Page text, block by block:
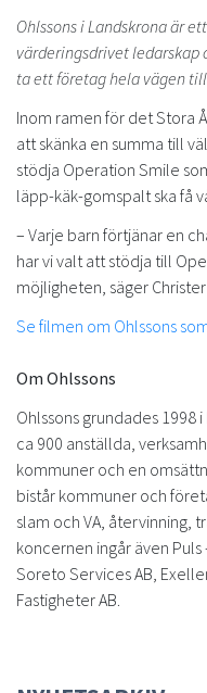
Ohlssons i Landskrona är
värderingsdrivet ledarskap
ta ett företag hela vägen
Inom ramen för det Stora
att skänka en summa till
stödja Operation Smile
läpp-käk-gomspalt ska få
– Varje barn förtjänar en
har vi valt att stödja till
möjligheten, säger
Se filmen om Ohlssons
Om Ohlssons
Ohlssons grundades 1998
ca 900 anställda,
kommuner och en
bistår kommuner och
slam och VA, återvinning,
koncernen ingår även
Soreto Services AB,
Fastigheter AB.